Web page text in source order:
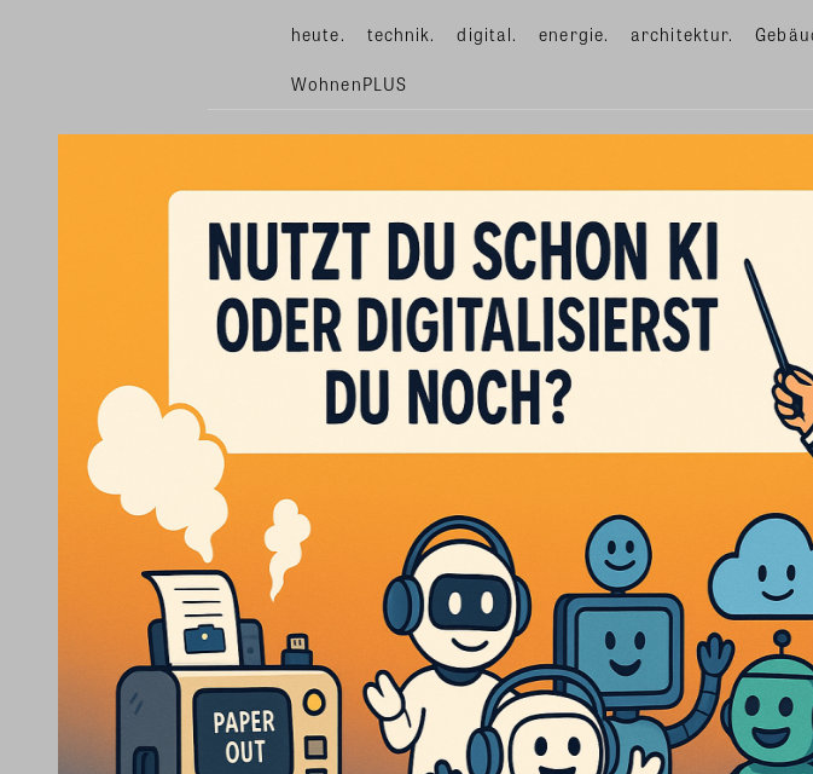
heute. technik. digital. energie. architektur.
WohnenPLUS